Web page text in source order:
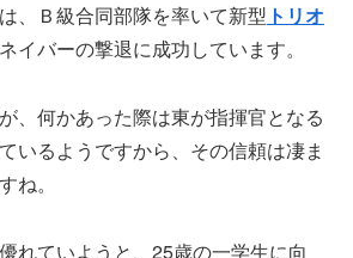
、Ｂ級合同部隊を率いて新型 トリオ
イバーの撃退に成功しています。
、何かあった際は東が指揮官となる
いるようですから、その信頼は凄ま
ね。
れていようと、25歳の一学生に向